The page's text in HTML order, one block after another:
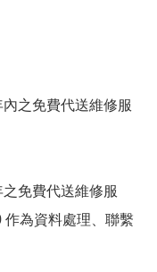
之免費代送維修服
免費代送維修服
為資料處理、聯繫